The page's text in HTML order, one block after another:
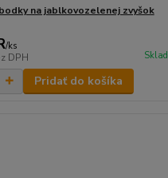
na jablkovozelenej zvyšok
/ks
DPH
Pridať do košíka